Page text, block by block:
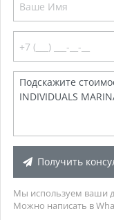
Получить
Мы используем ваши
Можно написать в